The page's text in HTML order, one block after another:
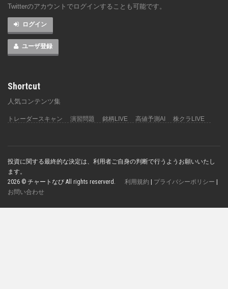
Twitterのアカウントでログインすることも可能です。
ログイン
ユーザ登録
Shortcut
人気コンテンツ集
トレーダースキャン 演習問題 銘柄LIVE 高値予測AI 株クラLIVE
投資に関する最終的な決定は、利用者ご自身の判断で行うようお願いいたし
ます。
2026 © チャートなび All rights reserverd. 利用規約 プライバシーポリシー
お問い合わせ